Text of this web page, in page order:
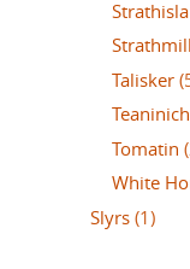
Strathisla
Strathmill
Talisker
Teaninich
Tomatin
White
Slyrs (1)